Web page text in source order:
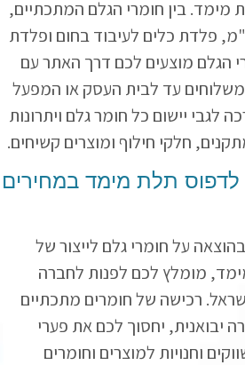
בין חומרי הגלם המתכתיים,
פלדת כלים לעיבוד בחום ופלדת
הגלם מוצעים לכם דרך האתר עם
משלוחים עד לבית העסק או המפעל
לגבי יישום כל חומר גלם ויתרונות
חלקי חילוף ומוצרים קשיחים.
לדפוס תלת מימד במחירים
על חומרי גלם לייצור של
מומלץ לכם לפנות לחברה
רכישה של חומרים מתכתיים
יבואנית, יחסוך לכם את פערי
וחנויות למוצרים וחומרים